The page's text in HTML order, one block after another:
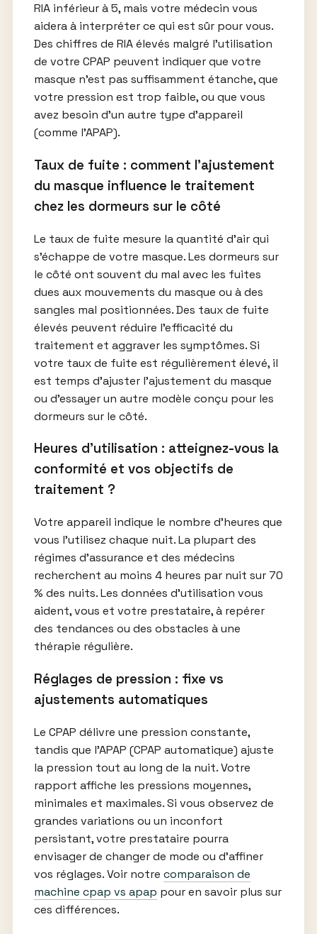
RIA inférieur à 5, mais votre médecin vous
aidera à interpréter ce qui est sûr pour vous.
Des chiffres de RIA élevés malgré l’utilisation
de votre CPAP peuvent indiquer que votre
masque n’est pas suffisamment étanche, que
votre pression est trop faible, ou que vous
avez besoin d’un autre type d’appareil
(comme l’APAP).
Taux de fuite : comment l’ajustement
du masque influence le traitement
chez les dormeurs sur le côté
Le taux de fuite mesure la quantité d’air qui
s’échappe de votre masque. Les dormeurs sur
le côté ont souvent du mal avec les fuites
dues aux mouvements du masque ou à des
sangles mal positionnées. Des taux de fuite
élevés peuvent réduire l’efficacité du
traitement et aggraver les symptômes. Si
votre taux de fuite est régulièrement élevé, il
est temps d’ajuster l’ajustement du masque
ou d’essayer un autre modèle conçu pour les
dormeurs sur le côté.
Heures d’utilisation : atteignez-vous la
conformité et vos objectifs de
traitement ?
Votre appareil indique le nombre d’heures que
vous l’utilisez chaque nuit. La plupart des
régimes d’assurance et des médecins
recherchent au moins 4 heures par nuit sur 70
% des nuits. Les données d’utilisation vous
aident, vous et votre prestataire, à repérer
des tendances ou des obstacles à une
thérapie régulière.
Réglages de pression : fixe vs
ajustements automatiques
Le CPAP délivre une pression constante,
tandis que l’APAP (CPAP automatique) ajuste
la pression tout au long de la nuit. Votre
rapport affiche les pressions moyennes,
minimales et maximales. Si vous observez de
grandes variations ou un inconfort
persistant, votre prestataire pourra
envisager de changer de mode ou d’affiner
vos réglages. Voir notre comparaison de
machine cpap vs apap pour en savoir plus sur
ces différences.